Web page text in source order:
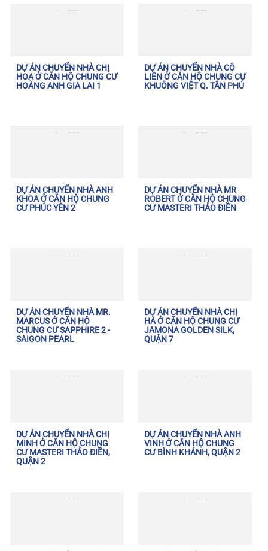
DỰ ÁN CHUYỂN NHÀ CHỊ
HOA Ở CĂN HỘ CHUNG CƯ
HOÀNG ANH GIA LAI 1
DỰ ÁN CHUYỂN NHÀ CÔ
LIÊN Ở CĂN HỘ CHUNG CƯ
KHUÔNG VIỆT Q. TÂN PHÚ
DỰ ÁN CHUYỂN NHÀ ANH
KHOA Ở CĂN HỘ CHUNG
CƯ PHÚC YÊN 2
DỰ ÁN CHUYỂN NHÀ MR
ROBERT Ở CĂN HỘ CHUNG
CƯ MASTERI THẢO ĐIỀN
DỰ ÁN CHUYỂN NHÀ MR.
MARCUS Ở CĂN HỘ
CHUNG CƯ SAPPHIRE 2 -
SAIGON PEARL
DỰ ÁN CHUYỂN NHÀ CHỊ
HÀ Ở CĂN HỘ CHUNG CƯ
JAMONA GOLDEN SILK,
QUẬN 7
DỰ ÁN CHUYỂN NHÀ CHỊ
MINH Ở CĂN HỘ CHUNG
CƯ MASTERI THẢO ĐIỀN,
QUẬN 2
DỰ ÁN CHUYỂN NHÀ ANH
VINH Ở CĂN HỘ CHUNG
CƯ BÌNH KHÁNH, QUẬN 2